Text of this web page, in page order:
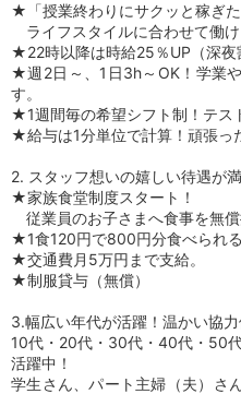
★「授業終わりにサクッと稼ぎ
ライフスタイルに合わせて働
★22時以降は時給25％UP（深夜
★週2日～、1日3h～OK！学業
す。
★1週間毎の希望シフト制！テス
★給与は1分単位で計算！頑張っ
2. スタッフ想いの嬉しい待遇が満
★家族食堂制度スタート！
従業員のお子さまへ食事を無償
★1食120円で800円分食べられる
★交通費月5万円まで支給。
★制服貸与（無償）
3.幅広い年代が活躍！温かい協力
10代・20代・30代・40代・50
活躍中！
学生さん、パート主婦（夫）さ